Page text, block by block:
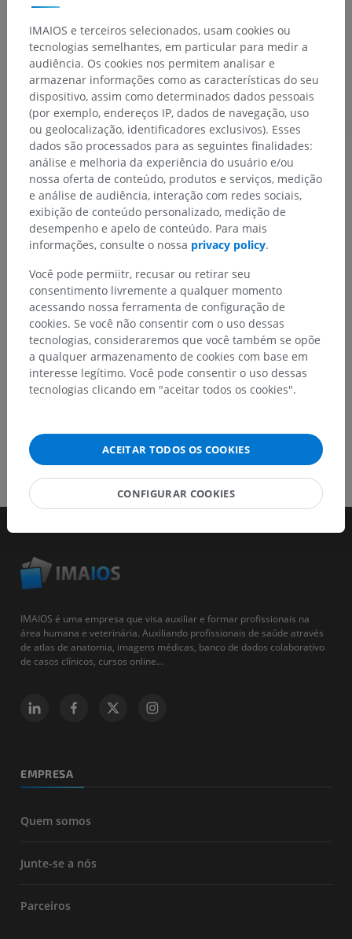
Neuroanatomia humana
Traduções
Encontrou um erro?
Não hesite em nos sugerir uma correção, tradução ou
melhora de conteúdo.
Relatar um problema
BAIXE O APLICATIVO
IMAIOS é uma empresa que visa auxiliar e formar profissionais na
área humana e veterinária. Auxiliando profissionais de saúde através
de atlas de anatomia, imagens médicas, banco de dados colaborativo
de casos clínicos, cursos online...
EMPRESA
Quem somos
Junte-se a nós
Parceiros
IMAIOS e terceiros selecionados, usam cookies ou
tecnologias semelhantes, em particular para medir a
audiência. Os cookies nos permitem analisar e
armazenar informações como as características do seu
dispositivo, assim como determinados dados pessoais
(por exemplo, endereços IP, dados de navegação, uso
ou geolocalização, identificadores exclusivos). Esses
dados são processados para as seguintes finalidades:
análise e melhoria da experiência do usuário e/ou
nossa oferta de conteúdo, produtos e serviços, medição
e análise de audiência, interação com redes sociais,
exibição de conteúdo personalizado, medição de
desempenho e apelo de conteúdo. Para mais
informações, consulte o nossa privacy policy.
Você pode permiitr, recusar ou retirar seu
consentimento livremente a qualquer momento
acessando nossa ferramenta de configuração de
cookies. Se você não consentir com o uso dessas
tecnologias, consideraremos que você também se opõe
a qualquer armazenamento de cookies com base em
interesse legítimo. Você pode consentir o uso dessas
tecnologias clicando em "aceitar todos os cookies".
ACEITAR TODOS OS COOKIES
CONFIGURAR COOKIES